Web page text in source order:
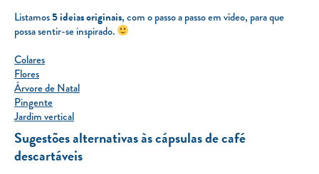
Listamos5 ideias originais, com o passo a passo em vídeo, para que
possa sentir-se inspirado.
Colares
Flores
Árvore de Natal
Pingente
Jardim vertical
Sugestões alternativas às cápsulas de café
descartáveis